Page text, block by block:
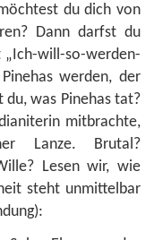
du dich von
Dann darfst du
„Ich-will-so-werden-
werden, der
was Pinehas tat?
mitbrachte,
Lanze. Brutal?
Lesen wir, wie
steht unmittelbar